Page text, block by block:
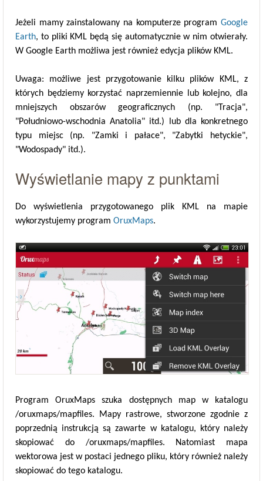
Jeżeli mamy zainstalowany na komputerze program Google
Earth, to pliki KML będą się automatycznie w nim otwierały.
W Google Earth możliwa jest również edycja plików KML.
Uwaga: możliwe jest przygotowanie kilku plików KML, z
których będziemy korzystać naprzemiennie lub kolejno, dla
mniejszych obszarów geograficznych (np. "Tracja",
"Południowo-wschodnia Anatolia" itd.) lub dla konkretnego
typu miejsc (np. "Zamki i pałace", "Zabytki hetyckie",
"Wodospady" itd.).
Wyświetlanie mapy z punktami
Do wyświetlenia przygotowanego plik KML na mapie
wykorzystujemy program OruxMaps.
Program OruxMaps szuka dostępnych map w katalogu
/oruxmaps/mapfiles. Mapy rastrowe, stworzone zgodnie z
poprzednią instrukcją są zawarte w katalogu, który należy
skopiować do /oruxmaps/mapfiles. Natomiast mapa
wektorowa jest w postaci jednego pliku, który również należy
skopiować do tego katalogu.